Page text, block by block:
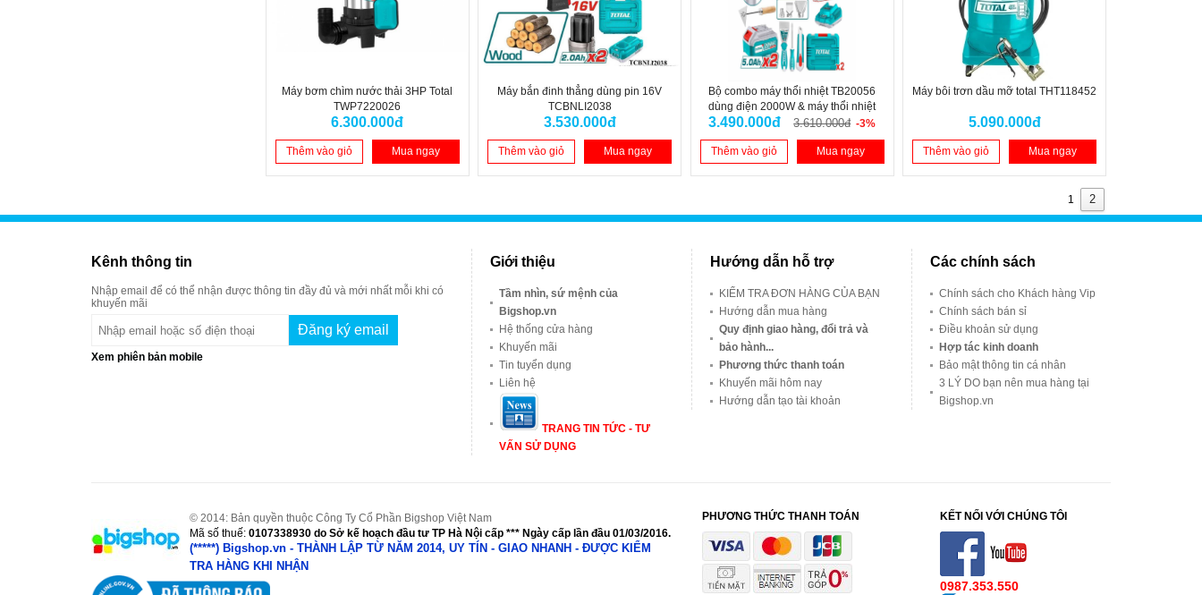
Máy bơm chìm nước thải 3HP Total
TWP7220026
6.300.000đ
Thêm vào giỏ Mua ngay
Máy bắn đinh thẳng dùng pin 16V
TCBNLI2038
3.530.000đ
Thêm vào giỏ Mua ngay
Bộ combo máy thổi nhiệt TB20056
dùng điện 2000W & máy thổi nhiệt
TBLI20025 dùng pin 20V
3.490.000đ 3.610.000đ -3%
Thêm vào giỏ Mua ngay
Máy bôi trơn dầu mỡ total THT118452
5.090.000đ
Thêm vào giỏ Mua ngay
1 2
Kênh thông tin
Nhập email để có thể nhận được thông tin đầy đủ và mới nhất mỗi khi có
khuyến mãi
Xem phiên bản mobile
Giới thiệu
Tầm nhìn, sứ mệnh của
Bigshop.vn
Hệ thống cửa hàng
Khuyến mãi
Tin tuyển dụng
Liên hệ
TRANG TIN TỨC - TƯ
VẤN SỬ DỤNG
Hướng dẫn hỗ trợ
KIỂM TRA ĐƠN HÀNG CỦA BẠN
Hướng dẫn mua hàng
Quy định giao hàng, đổi trả và
bảo hành...
Phương thức thanh toán
Khuyến mãi hôm nay
Hướng dẫn tạo tài khoản
Các chính sách
Chính sách cho Khách hàng Vip
Chính sách bán sỉ
Điều khoản sử dụng
Hợp tác kinh doanh
Bảo mật thông tin cá nhân
3 LÝ DO bạn nên mua hàng tại
Bigshop.vn
© 2014: Bản quyền thuộc Công Ty Cổ Phần Bigshop Việt Nam
Mã số thuế: 0107338930 do Sở kế hoạch đầu tư TP Hà Nội cấp *** Ngày cấp lần đầu 01/03/2016.
(*****) Bigshop.vn - THÀNH LẬP TỪ NĂM 2014, UY TÍN - GIAO NHANH - ĐƯỢC KIỂM
TRA HÀNG KHI NHẬN
KẾT NỐI VỚI CHÚNG TÔI
0987.353.550
PHƯƠNG THỨC THANH TOÁN